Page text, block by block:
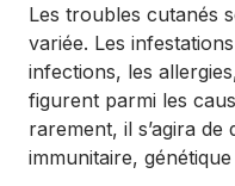
Les troubles cutanés
variée. Les
infections, les
figurent parmi les
rarement, il s’agira de
immunitaire,